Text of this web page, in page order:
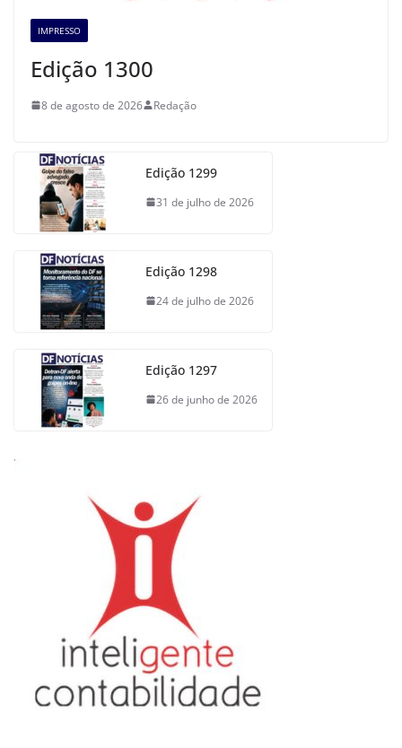
IMPRESSO
Edição 1300
8 de agosto de 2026 Redação
Edição 1299
31 de julho de 2026
Edição 1298
24 de julho de 2026
Edição 1297
26 de junho de 2026